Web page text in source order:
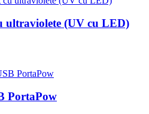
ultraviolete (UV cu LED)
PortaPow